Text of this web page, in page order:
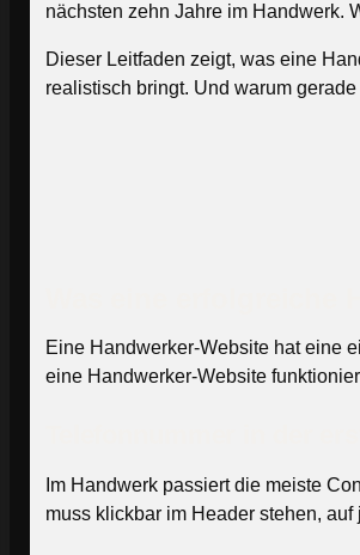
nächsten zehn Jahre im Handwerk.
Dieser Leitfaden zeigt, was eine
realistisch bringt. Und warum
Eine Handwerker-Website hat eine
eine Handwerker-Website
Im Handwerk passiert die meiste
muss klickbar im Header stehen,